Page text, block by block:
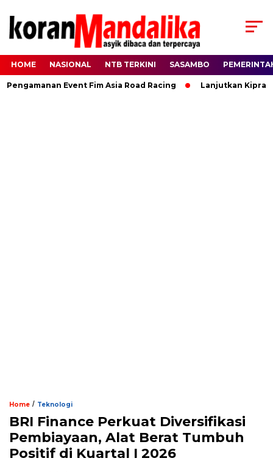
HOME NASIONAL NTB TERKINI SASAMBO
Event Fim Asia Road Racing Lanjutkan Kiprah
Home / Teknologi
BRI Finance Perkuat Diversifikasi
Pembiayaan, Alat Berat Tumbuh
Positif di Kuartal I 2026